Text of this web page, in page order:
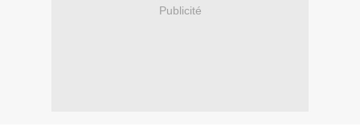
Publicité